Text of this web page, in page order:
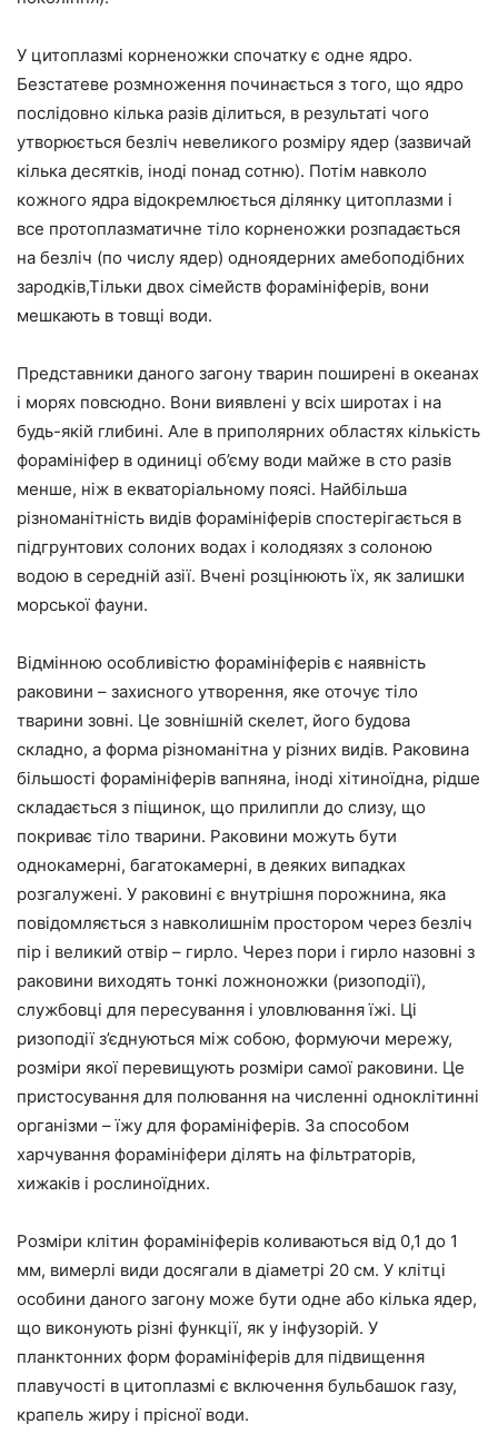
У цитоплазмі корненожки спочатку є одне ядро.
Безстатеве розмноження починається з того, що ядро
послідовно кілька разів ділиться, в результаті чого
утворюється безліч невеликого розміру ядер (зазвичай
кілька десятків, іноді понад сотню). Потім навколо
кожного ядра відокремлюється ділянку цитоплазми і
все протоплазматичне тіло корненожки розпадається
на безліч (по числу ядер) одноядерних амебоподібних
зародків,Тільки двох сімейств форамініферів, вони
мешкають в товщі води.
Представники даного загону тварин поширені в океанах
і морях повсюдно. Вони виявлені у всіх широтах і на
будь-якій глибині. Але в приполярних областях кількість
форамініфер в одиниці об’єму води майже в сто разів
менше, ніж в екваторіальному поясі. Найбільша
різноманітність видів форамініферів спостерігається в
підгрунтових солоних водах і колодязях з солоною
водою в середній азії. Вчені розцінюють їх, як залишки
морської фауни.
Відмінною особливістю форамініферів є наявність
раковини – захисного утворення, яке оточує тіло
тварини зовні. Це зовнішній скелет, його будова
складно, а форма різноманітна у різних видів. Раковина
більшості форамініферів вапняна, іноді хітиноїдна, рідше
складається з піщинок, що прилипли до слизу, що
покриває тіло тварини. Раковини можуть бути
однокамерні, багатокамерні, в деяких випадках
розгалужені. У раковині є внутрішня порожнина, яка
повідомляється з навколишнім простором через безліч
пір і великий отвір – гирло. Через пори і гирло назовні з
раковини виходять тонкі ложноножки (ризоподії),
службовці для пересування і уловлювання їжі. Ці
ризоподії з’єднуються між собою, формуючи мережу,
розміри якої перевищують розміри самої раковини. Це
пристосування для полювання на численні одноклітинні
організми – їжу для форамініферів. За способом
харчування форамініфери ділять на фільтраторів,
хижаків і рослиноїдних.
Розміри клітин форамініферів коливаються від 0,1 до 1
мм, вимерлі види досягали в діаметрі 20 см. У клітці
особини даного загону може бути одне або кілька ядер,
що виконують різні функції, як у інфузорій. У
планктонних форм форамініферів для підвищення
плавучості в цитоплазмі є включення бульбашок газу,
крапель жиру і прісної води.